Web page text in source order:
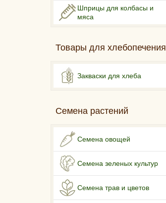
Шприцы для колбасы и
мяса
Товары для хлебопечения
Закваски для хлеба
Семена растений
Семена овощей
Семена зеленых культур
Семена трав и цветов